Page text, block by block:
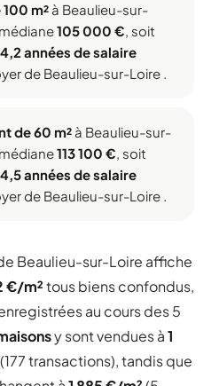
m² à Beaulieu-sur-
105 000 €, soit
4,2 années de salaire
de Beaulieu-sur-Loire .
de 60 m² à Beaulieu-sur-
113 100 €, soit
4,5 années de salaire
de Beaulieu-sur-Loire .
Beaulieu-sur-Loire affiche
€/m²tous biens confondus,
au cours des 5
y sont vendues à1
transactions), tandis que